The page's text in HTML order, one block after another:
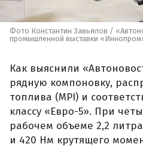
Фото Константин Завьялов /
промышленной выставки
Как выяснили
рядную компоновку,
топлива (MPI) и
классу «Евро-5». При
рабочем объеме 2,2
и 420 Нм крутящего